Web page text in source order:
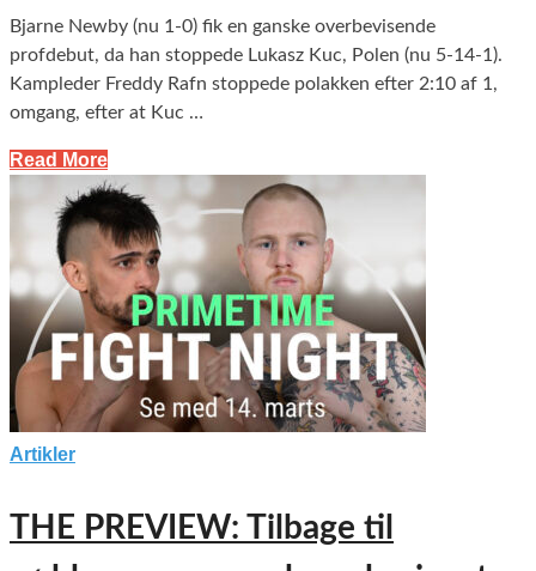
Bjarne Newby (nu 1-0) fik en ganske overbevisende
profdebut, da han stoppede Lukasz Kuc, Polen (nu 5-14-1).
Kampleder Freddy Rafn stoppede polakken efter 2:10 af 1,
omgang, efter at Kuc …
Read More
Artikler
THE PREVIEW: Tilbage til